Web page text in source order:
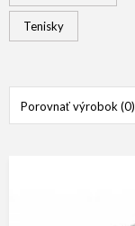
Tenisky
Porovnať výrobok (0)